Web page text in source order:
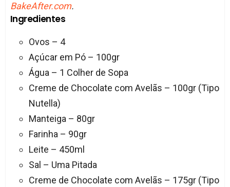
BakeAfter.com.
Ingredientes
Ovos – 4
Açúcar em Pó – 100gr
Água – 1 Colher de Sopa
Creme de Chocolate com Avelãs – 100gr (Tipo
Nutella)
Manteiga – 80gr
Farinha – 90gr
Leite – 450ml
Sal – Uma Pitada
Creme de Chocolate com Avelãs – 175gr (Tipo